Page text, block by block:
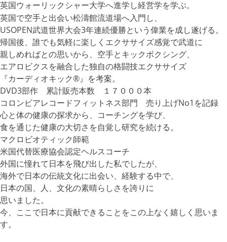
英国ウォーリックシャー大学へ進学し経営学を学ぶ。
英国で空手と出会い松濤館流道場へ入門し、
USOPEN武道世界大会3年連続優勝という偉業を成し遂げる。
帰国後、誰でも気軽に楽しくエクササイズ感覚で武道に
親しめればとの思いから、空手とキックボクシング、
エアロビクスを融合した独自の格闘技エクササイズ
『カーディオキック®』を考案。
DVD3部作 累計販売本数 １７０００本
コロンビアレコードフィットネス部門 売り上げNo1を記録
心と体の健康の探求から、コーチングを学び、
食を通じた健康の大切さを自覚し研究を続ける。
マクロビオティック師範
米国代替医療協会認定ヘルスコーチ
外国に憧れて日本を飛び出した私でしたが、
海外で日本の伝統文化に出会い、経験する中で、
日本の国、人、文化の素晴らしさを誇りに
思いました。
今、ここで日本に貢献できることをこの上なく嬉しく思いま
す。